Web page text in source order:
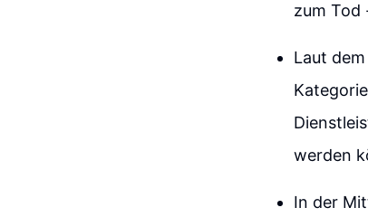
zum Tod
Laut
werden
In der